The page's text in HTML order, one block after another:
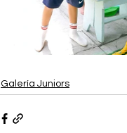
Galería Juniors